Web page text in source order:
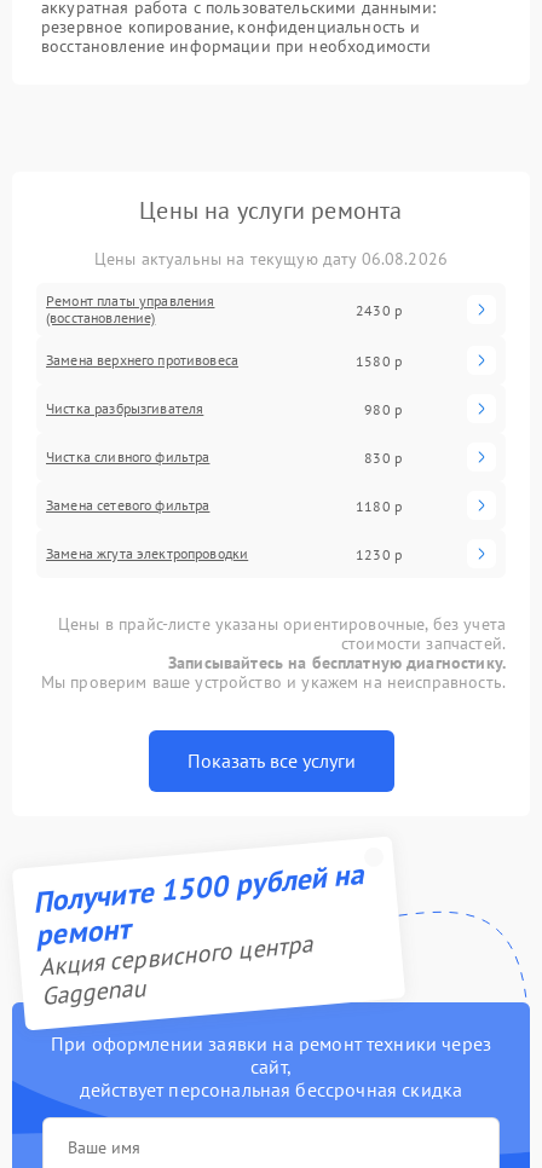
аккуратная работа с пользовательскими данными:
резервное копирование, конфиденциальность и
восстановление информации при необходимости
Цены на услуги ремонта
Цены актуальны на текущую дату 06.08.2026
Ремонт платы управления
(восстановление)
2430 р
Замена верхнего противовеса 1580 р
Чистка разбрызгивателя 980 р
Чистка сливного фильтра 830 р
Замена сетевого фильтра 1180 р
Замена жгута электропроводки 1230 р
Цены в прайс-листе указаны ориентировочные, без учета
стоимости запчастей.
Записывайтесь на бесплатную диагностику.
Мы проверим ваше устройство и укажем на неисправность.
Показать все услуги
Получите 1500 рублей на
ремонт
Акция сервисного центра
Gaggenau
При оформлении заявки на ремонт техники через
сайт,
действует персональная бессрочная скидка